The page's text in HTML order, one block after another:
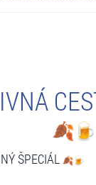
ŠPECIÁL